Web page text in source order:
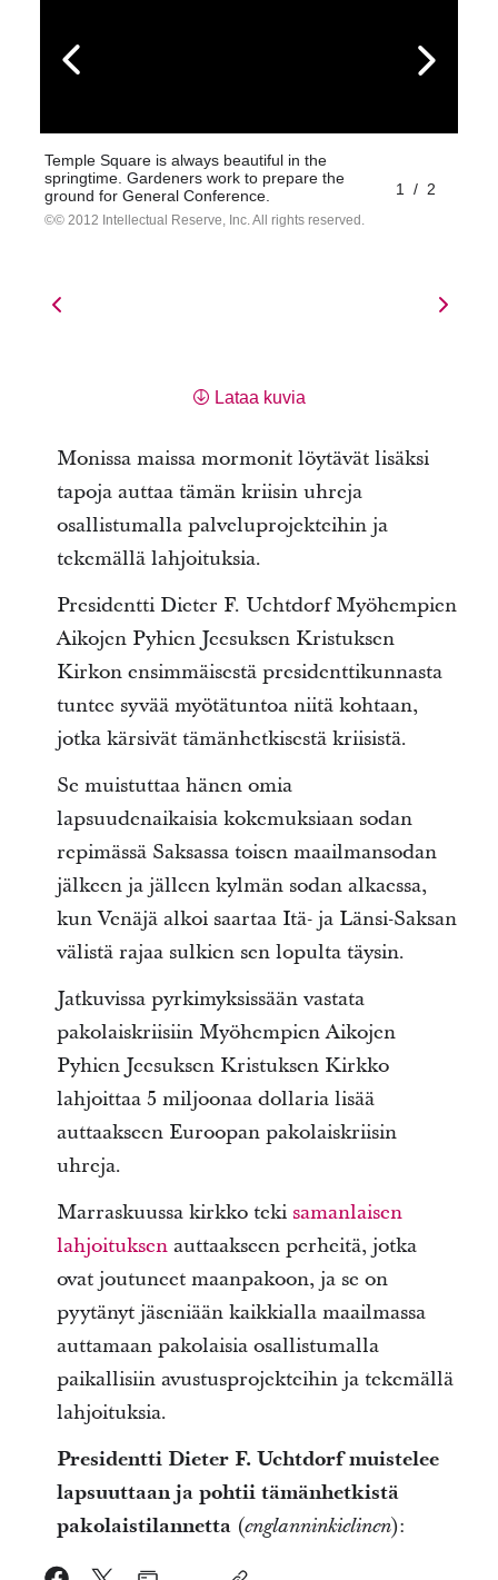
Temple Square is always beautiful in the
springtime. Gardeners work to prepare the
ground for General Conference.
© 2012 Intellectual Reserve, Inc. All rights reserved.
1 / 2
Lataa kuvia
Monissa maissa mormonit löytävät lisäksi
tapoja auttaa tämän kriisin uhreja
osallistumalla palveluprojekteihin ja
tekemällä lahjoituksia.
Presidentti Dieter F. Uchtdorf Myöhempien
Aikojen Pyhien Jeesuksen Kristuksen
Kirkon ensimmäisestä presidenttikunnasta
tuntee syvää myötätuntoa niitä kohtaan,
jotka kärsivät tämänhetkisestä kriisistä.
Se muistuttaa hänen omia
lapsuudenaikaisia kokemuksiaan sodan
repimässä Saksassa toisen maailmansodan
jälkeen ja jälleen kylmän sodan alkaessa,
kun Venäjä alkoi saartaa Itä- ja Länsi-Saksan
välistä rajaa sulkien sen lopulta täysin.
Jatkuvissa pyrkimyksissään vastata
pakolaiskriisiin Myöhempien Aikojen
Pyhien Jeesuksen Kristuksen Kirkko
lahjoittaa 5 miljoonaa dollaria lisää
auttaakseen Euroopan pakolaiskriisin
uhreja.
Marraskuussa kirkko teki samanlaisen
lahjoituksenauttaakseen perheitä, jotka
ovat joutuneet maanpakoon, ja se on
pyytänyt jäseniään kaikkialla maailmassa
auttamaan pakolaisia osallistumalla
paikallisiin avustusprojekteihin ja tekemällä
lahjoituksia.
Presidentti Dieter F. Uchtdorf muistelee
lapsuuttaan ja pohtii tämänhetkistä
pakolaistilannetta (englanninkielinen):